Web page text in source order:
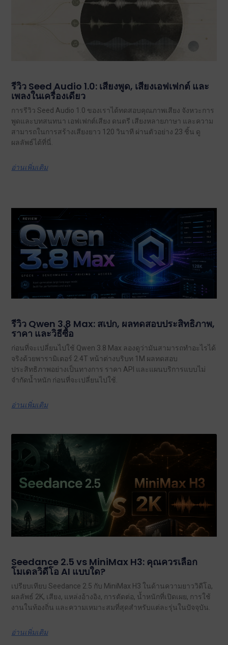
รีวิว Seed Audio 1.0: เสียงพูด, เสียงเอฟเฟกต์ และ
เพลงในเครื่องเดียว
การรีวิว Seed Audio 1.0 ของเราได้ทดสอบคุณภาพเสียง จังหวะการ
พูดและบทสนทนา เอฟเฟกต์เสียง ดนตรี เสียงหลายภาษา และความ
สามารถในการสร้างเสียงยาว 120 วินาที ผ่านตัวอย่าง 23 ชิ้น ดู
ผลลัพธ์ได้ที่นี่.
อ่านเพิ่มเติม
รีวิว Qwen 3.8 Max: สเปก, ผลทดสอบประสิทธิภาพ,
ราคา และวิธีซื้อ
ก่อนที่จะเปลี่ยนไปใช้ Qwen 3.8 Max ลองดูว่ามันสามารถทำอะไรได้
จริงด้วยพารามิเตอร์ 2.4T หน้าต่างบริบท 1M ผลทดสอบ
ประสิทธิภาพอย่างเป็นทางการ ราคา API และแผนบริการแบบไม่
จำกัดน้ำหนัก ก่อนที่จะเปลี่ยนไปใช้.
อ่านเพิ่มเติม
Seedance 2.5 vs MiniMax H3: คุณควรเลือก
โมเดลวิดีโอ AI แบบใด?
เปรียบเทียบ Seedance 2.5 กับ MiniMax H3 ในด้านความยาววิดีโอ,
ผลลัพธ์ 2K, เสียง, แหล่งอ้างอิง, การตัดต่อ, น้ำหนักที่เปิดเผย, การใช้
งานในท้องถิ่น และความเหมาะสมที่สุดสำหรับแต่ละรุ่นในปัจจุบัน.
อ่านเพิ่มเติม